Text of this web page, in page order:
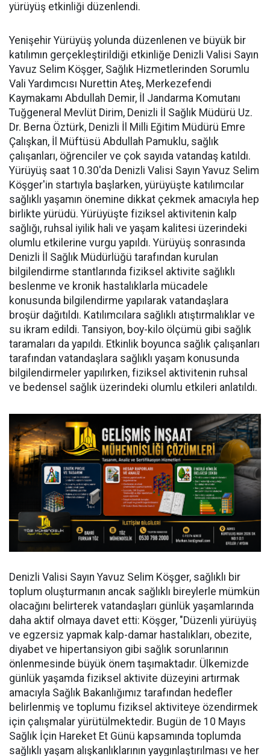
yürüyüş etkinliği düzenlendi.
Yenişehir Yürüyüş yolunda düzenlenen ve büyük bir
katılımın gerçekleştirildiği etkinliğe Denizli Valisi Sayın
Yavuz Selim Köşger, Sağlık Hizmetlerinden Sorumlu
Vali Yardımcısı Nurettin Ateş, Merkezefendi
Kaymakamı Abdullah Demir, İl Jandarma Komutanı
Tuğgeneral Mevlüt Dirim, Denizli İl Sağlık Müdürü Uz.
Dr. Berna Öztürk, Denizli İl Milli Eğitim Müdürü Emre
Çalışkan, İl Müftüsü Abdullah Pamuklu, sağlık
çalışanları, öğrenciler ve çok sayıda vatandaş katıldı.
Yürüyüş saat 10.30'da Denizli Valisi Sayın Yavuz Selim
Köşger'in startıyla başlarken, yürüyüşte katılımcılar
sağlıklı yaşamın önemine dikkat çekmek amacıyla hep
birlikte yürüdü. Yürüyüşte fiziksel aktivitenin kalp
sağlığı, ruhsal iyilik hali ve yaşam kalitesi üzerindeki
olumlu etkilerine vurgu yapıldı. Yürüyüş sonrasında
Denizli İl Sağlık Müdürlüğü tarafından kurulan
bilgilendirme stantlarında fiziksel aktivite sağlıklı
beslenme ve kronik hastalıklarla mücadele
konusunda bilgilendirme yapılarak vatandaşlara
broşür dağıtıldı. Katılımcılara sağlıklı atıştırmalıklar ve
su ikram edildi. Tansiyon, boy-kilo ölçümü gibi sağlık
taramaları da yapıldı. Etkinlik boyunca sağlık çalışanları
tarafından vatandaşlara sağlıklı yaşam konusunda
bilgilendirmeler yapılırken, fiziksel aktivitenin ruhsal
ve bedensel sağlık üzerindeki olumlu etkileri anlatıldı.
Denizli Valisi Sayın Yavuz Selim Köşger, sağlıklı bir
toplum oluşturmanın ancak sağlıklı bireylerle mümkün
olacağını belirterek vatandaşları günlük yaşamlarında
daha aktif olmaya davet etti: Köşger, "Düzenli yürüyüş
ve egzersiz yapmak kalp-damar hastalıkları, obezite,
diyabet ve hipertansiyon gibi sağlık sorunlarının
önlenmesinde büyük önem taşımaktadır. Ülkemizde
günlük yaşamda fiziksel aktivite düzeyini artırmak
amacıyla Sağlık Bakanlığımız tarafından hedefler
belirlenmiş ve toplumu fiziksel aktiviteye özendirmek
için çalışmalar yürütülmektedir. Bugün de 10 Mayıs
Sağlık İçin Hareket Et Günü kapsamında toplumda
sağlıklı yaşam alışkanlıklarının yaygınlaştırılması ve her